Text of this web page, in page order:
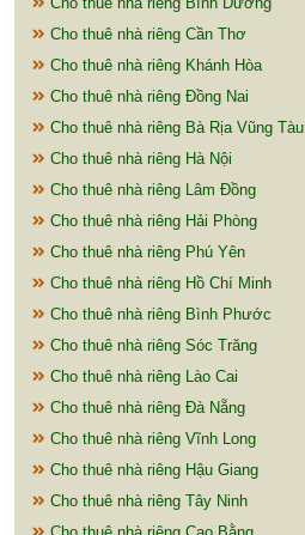
Cho thuê nhà riêng Cần Thơ
Cho thuê nhà riêng Khánh Hòa
Cho thuê nhà riêng Đồng Nai
Cho thuê nhà riêng Bà Rịa Vũng Tàu
Cho thuê nhà riêng Hà Nội
Cho thuê nhà riêng Lâm Đồng
Cho thuê nhà riêng Hải Phòng
Cho thuê nhà riêng Phú Yên
Cho thuê nhà riêng Hồ Chí Minh
Cho thuê nhà riêng Bình Phước
Cho thuê nhà riêng Sóc Trăng
Cho thuê nhà riêng Lào Cai
Cho thuê nhà riêng Đà Nẵng
Cho thuê nhà riêng Vĩnh Long
Cho thuê nhà riêng Hậu Giang
Cho thuê nhà riêng Tây Ninh